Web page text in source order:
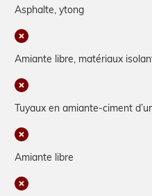
Asphalte, ytong
Amiante libre, matériaux
Tuyaux en amiante-ciment
Amiante libre